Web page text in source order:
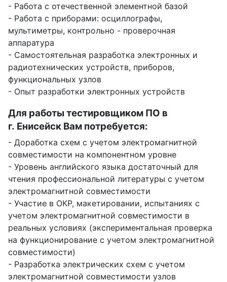
- Работа с отечественной элементной базой
- Работа с приборами: осциллографы,
мультиметры, контрольно - проверочная
аппаратура
- Самостоятельная разработка электронных и
радиотехнических устройств, приборов,
функциональных узлов
- Опыт разработки электронных устройств
Для работы тестировщиком ПО в
г. Енисейск Вам потребуется:
- Доработка схем с учетом электромагнитной
совместимости на компонентном уровне
- Уровень английского языка достаточный для
чтения профессиональной литературы с учетом
электромагнитной совместимости
- Участие в ОКР, макетировании, испытаниях с
учетом электромагнитной совместимости в
реальных условиях (экспериментальная проверка
на функционирование с учетом электромагнитной
совместимости)
- Разработка электрических схем с учетом
электромагнитной совместимости узлов